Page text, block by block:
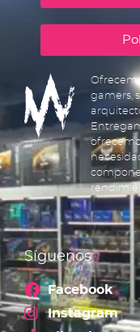
gamers,
Síguenos
Facebook
Instagram